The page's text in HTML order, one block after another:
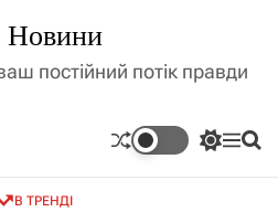
Новини
постійний потік правди
П
М П
В ТРЕНДІ